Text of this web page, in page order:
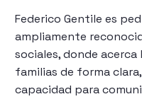
Federico Gentile es
ampliamente
sociales, donde
familias de forma
capacidad para